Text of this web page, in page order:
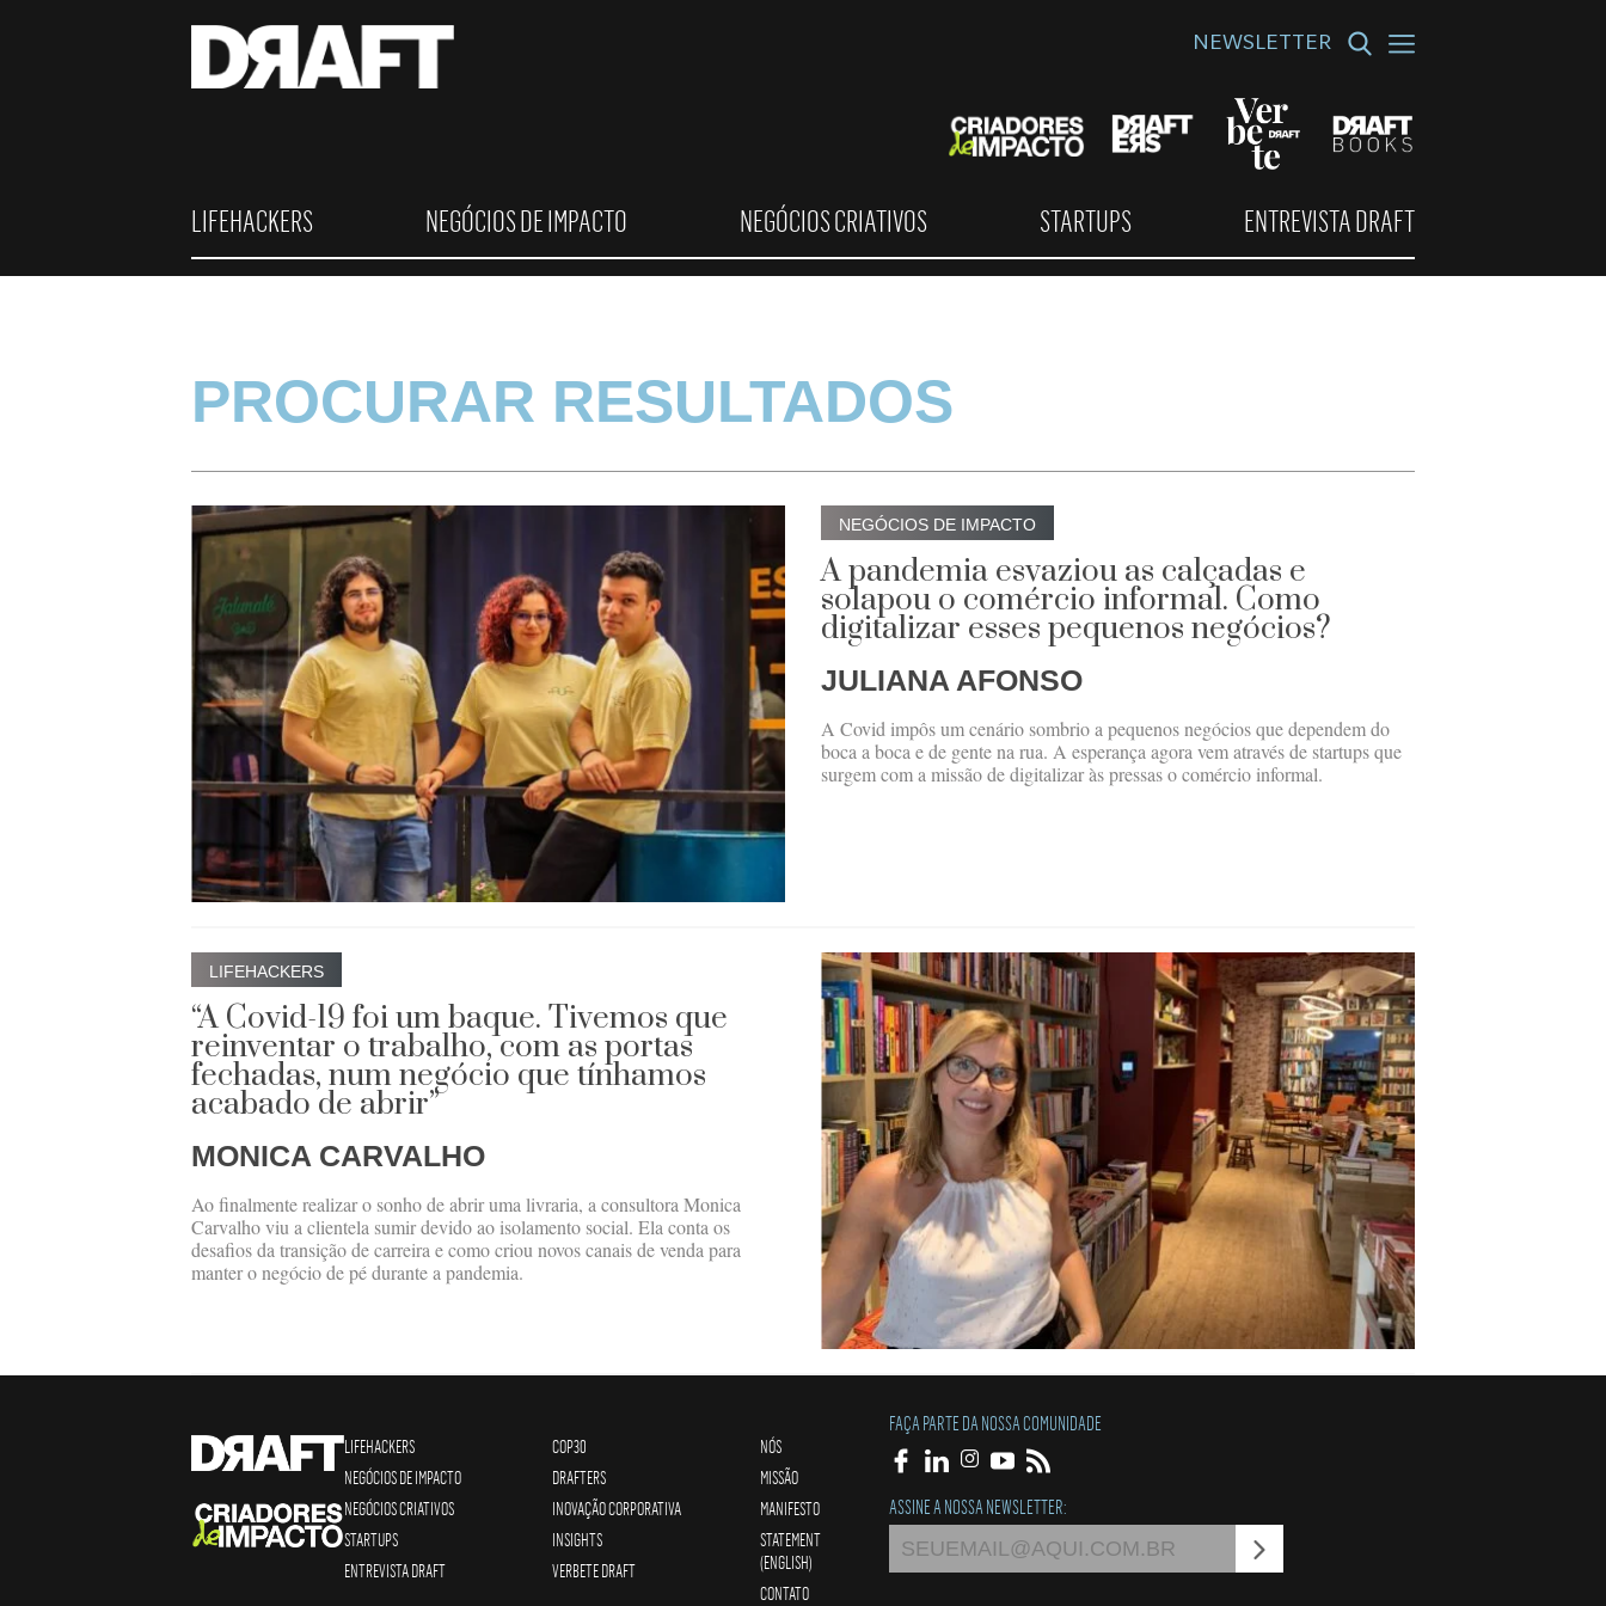
NEWSLETTER
LIFEHACKERS NEGÓCIOS DE IMPACTO NEGÓCIOS CRIATIVOS STARTUPS ENTREVISTA DRAFT
PROCURAR RESULTADOS
NEGÓCIOS DE IMPACTO
A pandemia esvaziou as calçadas e
solapou o comércio informal. Como
digitalizar esses pequenos negócios?
JULIANA AFONSO
A Covid impôs um cenário sombrio a pequenos negócios que dependem do
boca a boca e de gente na rua. A esperança agora vem através de startups que
surgem com a missão de digitalizar às pressas o comércio informal.
LIFEHACKERS
“A Covid-19 foi um baque. Tivemos que
reinventar o trabalho, com as portas
fechadas, num negócio que tínhamos
acabado de abrir”
MONICA CARVALHO
Ao finalmente realizar o sonho de abrir uma livraria, a consultora Monica
Carvalho viu a clientela sumir devido ao isolamento social. Ela conta os
desafios da transição de carreira e como criou novos canais de venda para
manter o negócio de pé durante a pandemia.
LIFEHACKERS
NEGÓCIOS DE IMPACTO
NEGÓCIOS CRIATIVOS
STARTUPS
ENTREVISTA DRAFT
COP30
DRAFTERS
INOVAÇÃO CORPORATIVA
INSIGHTS
VERBETE DRAFT
NÓS
MISSÃO
MANIFESTO
STATEMENT
(ENGLISH)
CONTATO
FAÇA PARTE DA NOSSA COMUNIDADE
ASSINE A NOSSA NEWSLETTER: